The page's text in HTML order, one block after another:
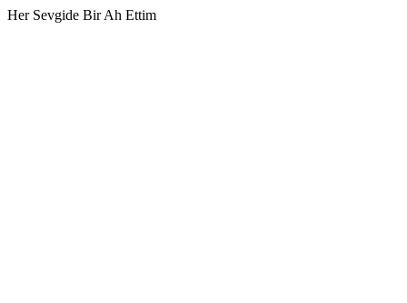
Her Sevgide Bir Ah Ettim